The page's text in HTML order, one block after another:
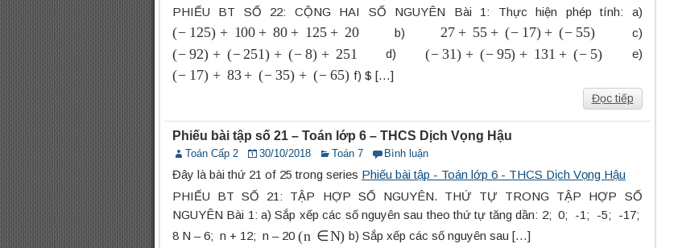
PHIẾU BT SỐ 22: CỘNG HAI SỐ NGUYÊN Bài 1: Thực hiện phép tính: a)
( 125) 100+ 80 +125 +20 b) 27 + 55+ ( 17 )+(− 55) c)
( 92) 251)+( )+ 251 d)( 31) 95 )+131+(− e)
( 17)+ 83+( − 35 +(− 65 ) f) $ […]
Đọc tiếp
Phiếu bài tập số 21 – Toán lớp 6 – THCS Dịch Vọng Hậu
Toán Cấp 2 30/10/2018 Toán 7 Bình luận
Đây là bài thứ 21 of 25 trong series Phiếu bài tập - Toán lớp 6 - THCS Dịch Vọng Hậu
PHIẾU BT SỐ 21: TẬP HỢP SỐ NGUYÊN. THỨ TỰ TRONG TẬP HỢP SỐ
NGUYÊN Bài 1: a) Sắp xếp các số nguyên sau theo thứ tự tăng dần: 2; 0; -1; -5; -17;
8 N – 6; n + 12; n – 20 ( ∈N) b) Sắp xếp các số nguyên sau […]